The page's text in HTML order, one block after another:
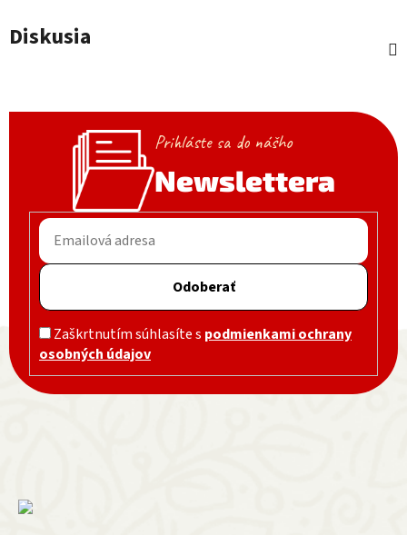
Diskusia
Prihláste sa do nášho
Newslettera
Odoberať
Zaškrtnutím súhlasíte s podmienkami ochrany
osobných údajov
Zápätie